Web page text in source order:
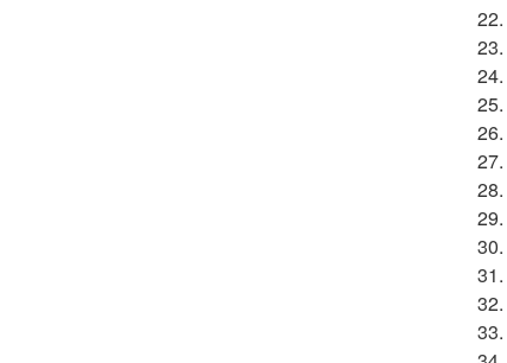
22.
23.
24.
25.
26.
27.
28.
29.
30.
31.
32.
33.